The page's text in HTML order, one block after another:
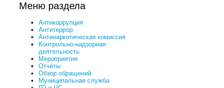
Меню раздела
Антикоррупция
Антитеррор
Антинаркотическая комиссия
Контрольно-надзорная
деятельность
Мероприятия
Отчёты
Обзор обращений
Муниципальная служба